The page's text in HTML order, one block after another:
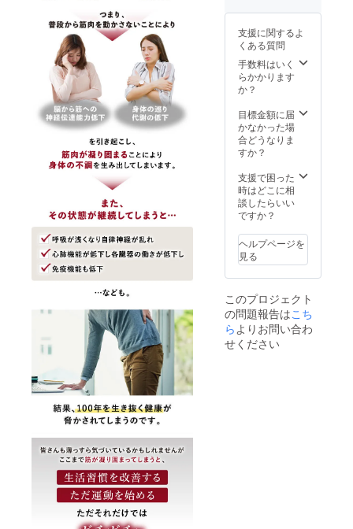
る可能
性もご
ざいま
す。 ※
ご注文
状況、
給状
況、製
造工程
より出
荷時期
が遅れ
る場合
ます。
支援に関するよ
くある質問
手数料はいく
らかかります
か？
目標金額に届
かなかった場
合どうなりま
すか？
支援で困った
時はどこに相
談したらいい
ですか？
ヘルプページを
見る
このプロジェクト
の問題報告はこち
らよりお問い合わ
せください